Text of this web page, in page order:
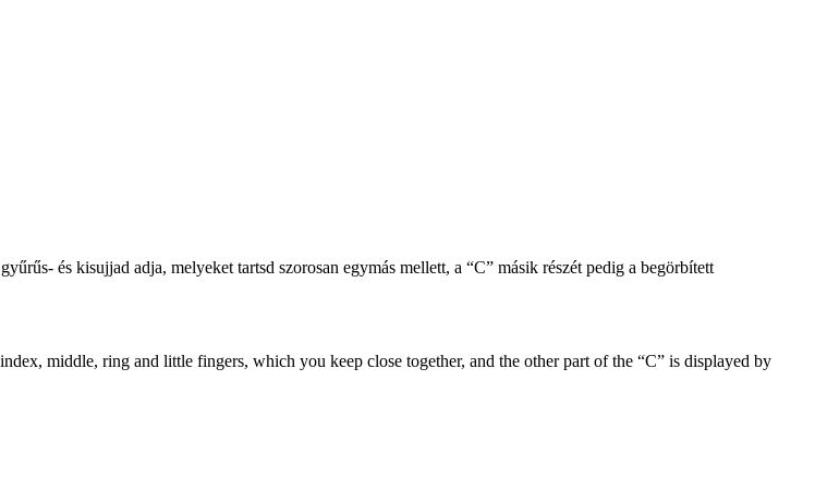
és kisujjad adja, melyeket tartsd szorosan egymás mellett, a “C” másik részét pedig a begörbített
middle, ring and little fingers, which you keep close together, and the other part of the “C” is displayed by